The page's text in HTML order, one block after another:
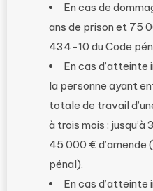
En cas de
ans de prison et 75
434-10 du Code
En cas d’atteinte
la personne ayant
totale de travail
à trois mois : jusqu’à
45 000 €
pénal).
En cas d’atteinte